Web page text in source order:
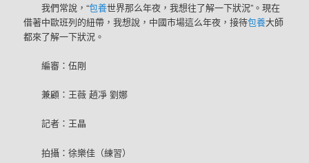
我們常說，“包養世界那么年夜，我想往了解一下狀況”。現在
借著中歐班列的紐帶，我想說，中國市場這么年夜，接待包養大師
都來了解一下狀況。
編審：伍剛
兼顧：王薇 趙凈 劉娜
記者：王晶
拍攝：徐樂佳（練習）